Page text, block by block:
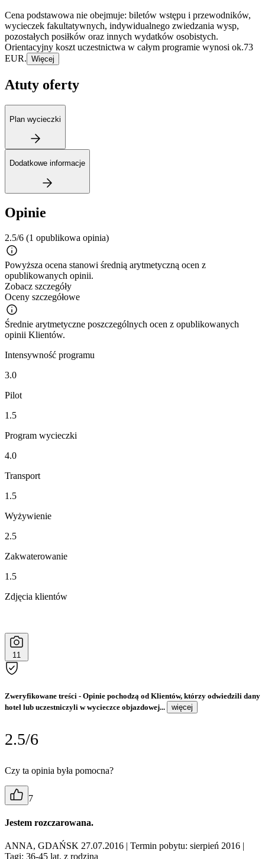
Cena podstawowa nie obejmuje: biletów wstępu i przewodników,
wycieczek fakultatywnych, indywidualnego zwiedzania wysp,
pozostałych posiłków oraz innych wydatków osobistych.
Orientacyjny koszt uczestnictwa w całym programie wynosi ok.73
EUR. Więcej
Atuty oferty
Plan wycieczki
Dodatkowe informacje
Opinie
2.5/6 (1 opublikowa opinia)
Powyższa ocena stanowi średnią arytmetyczną ocen z
opublikowanych opinii.
Zobacz szczegóły
Oceny szczegółowe
Średnie arytmetyczne poszczególnych ocen z opublikowanych
opinii Klientów.
Intensywność programu
3.0
Pilot
1.5
Program wycieczki
4.0
Transport
1.5
Wyżywienie
2.5
Zakwaterowanie
1.5
Zdjęcia klientów
11
Zweryfikowane treści - Opinie pochodzą od Klientów, którzy odwiedzili dany
hotel lub uczestniczyli w wycieczce objazdowej...
więcej
2.5/6
Czy ta opinia była pomocna?
7
Jestem rozczarowana.
ANNA, GDAŃSK 27.07.2016 | Termin pobytu: sierpień 2016 |
Tagi: 36-45 lat, z rodziną